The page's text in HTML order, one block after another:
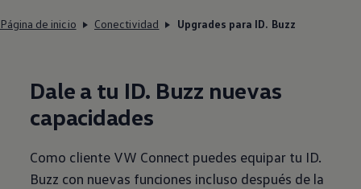
Página de inicio Conectividad Upgrades para ID. Buzz
Dale a tu ID. Buzz nuevas
capacidades
Como cliente VW Connect puedes equipar tu ID.
Buzz con nuevas funciones incluso después de la